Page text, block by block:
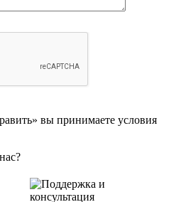
вы принимаете условия